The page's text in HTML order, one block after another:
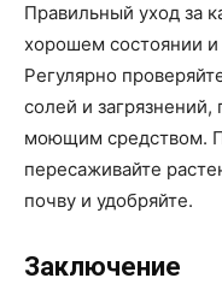
Правильный уход за
хорошем состоянии
Регулярно
солей и
моющим средством.
пересаживайте
почву и удобряйте.
Заключение